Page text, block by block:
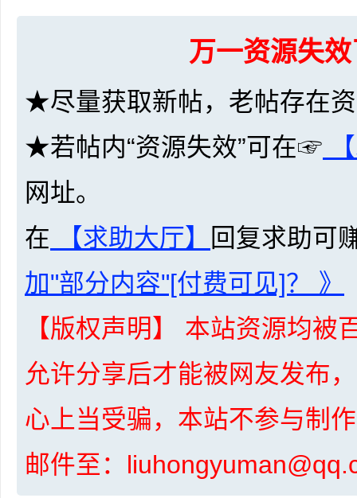
万一资源失
★尽量获取新帖，老帖存在
★若帖内“资源失效”可在☞
网址。
在 【求助大厅】
回复求助可
加"部分内容"[付费可见]？ 》
【版权声明】 本站资源均
允许分享后才能被网友发布
心上当受骗，本站不参与制
邮件至：